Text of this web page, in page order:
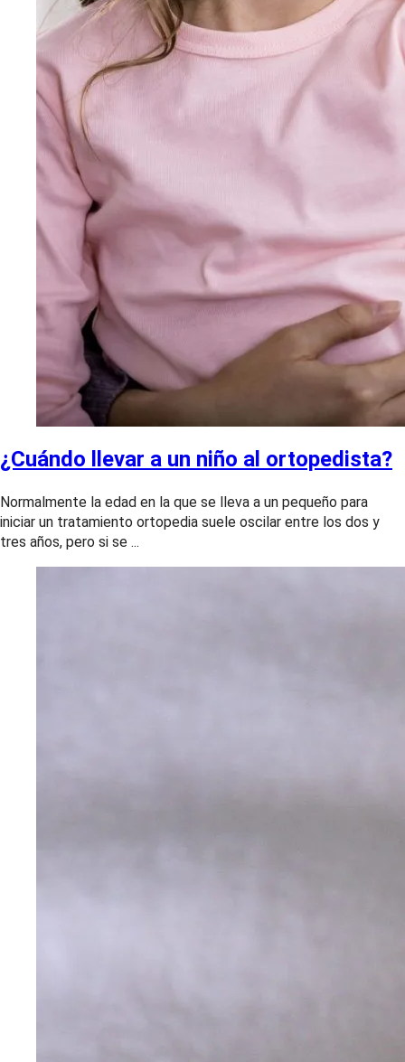
¿Cuándo llevar a un niño al ortopedista?
Normalmente la edad en la que se lleva a un pequeño para
iniciar un tratamiento ortopedia suele oscilar entre los dos y
tres años, pero si se ...